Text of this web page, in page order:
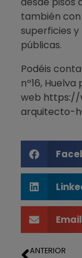
también
superficies
públicas.
Podéis
nº16,
web https://
arquitecto-
Email
ANTERIOR